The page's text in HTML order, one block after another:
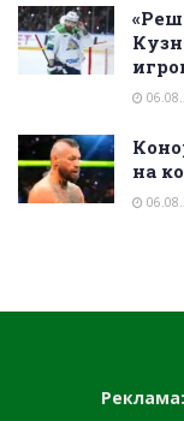
на
Реклама: